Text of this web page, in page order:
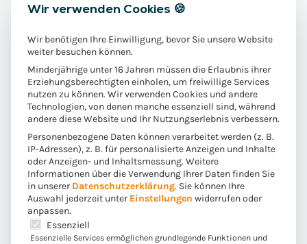
Fundierte Expertise
Wir kombinieren langjährige Branchenexpertise,
ausgewiesenes Prozessverständnis und
technologisches Know-how und haben bei all
unseren Projekten stets den Menschen im Blick!
Arbeiten auf Augenhöhe
Wir verwenden Cookies 🍪
Wir benötigen Ihre Einwilligung, bevor Sie unsere Website
weiter besuchen können.
Minderjährige unter 16 Jahren müssen die Erlaubnis ihrer
Erziehungsberechtigten einholen, um freiwillige Services
nutzen zu können. Wir verwenden Cookies und andere
Technologien, von denen manche essenziell sind, während
andere diese Website und Ihr Nutzungserlebnis verbessern.
Personenbezogene Daten können verarbeitet werden (z. B.
IP-Adressen), z. B. für personalisierte Anzeigen und Inhalte
oder Anzeigen- und Inhaltsmessung. Weitere
Informationen über die Verwendung Ihrer Daten finden Sie
in unserer Datenschutzerklärung. Sie können Ihre
Auswahl jederzeit unter Einstellungen widerrufen oder
anpassen.
Es folgt eine Liste der Service-Gruppen, für die eine
Essenziell
Essenzielle Services ermöglichen grundlegende Funktionen und